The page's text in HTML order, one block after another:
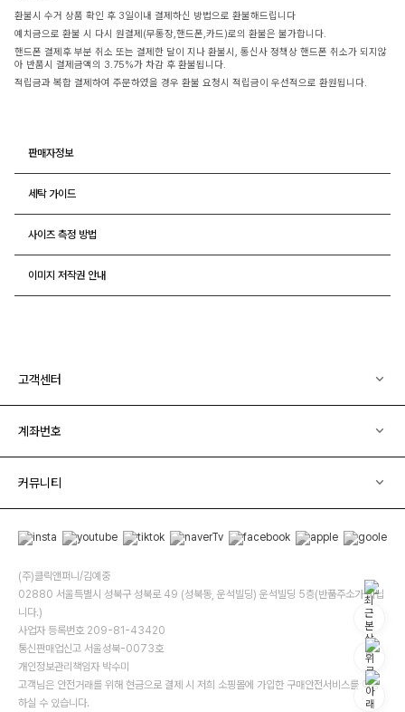
환불시 수거 상품 확인 후 3일이내 결제하신 방법으로 환불해드립니다
예치금으로 환불 시 다시 원결제(무통장,핸드폰,카드)로의 환불은 불가합니다.
핸드폰 결제후 부분 취소 또는 결제한 달이 지나 환불시, 통신사 정책상 핸드폰 취소가 되지않
아 반품시 결제금액의 3.75%가 차감 후 환불됩니다.
적립금과 복합 결제하여 주문하였을 경우 환불 요청시 적립금이 우선적으로 환원됩니다.
판매자정보
세탁 가이드
사이즈 측정 방법
이미지 저작권 안내
고객센터
계좌번호
커뮤니티
(주)클릭앤퍼니/김예중
02880 서울특별시 성북구 성북로 49 (성북동, 운석빌딩) 운석빌딩 5층(반품주소가 아닙
니다.)
사업자 등록번호 209-81-43420
통신판매업신고 서울성북-0073호
개인정보관리책임자 박수미
고객님은 안전거래를 위해 현금으로 결제 시 저희 소핑몰에 가입한 구매안전서비스를 이용
하실 수 있습니다.